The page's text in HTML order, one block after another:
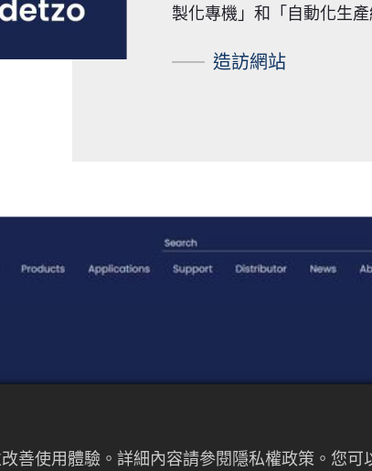
製化專機」和「自動化生產
造訪網站​
善使用體驗。詳細內容請參閱隱私權政策。您可